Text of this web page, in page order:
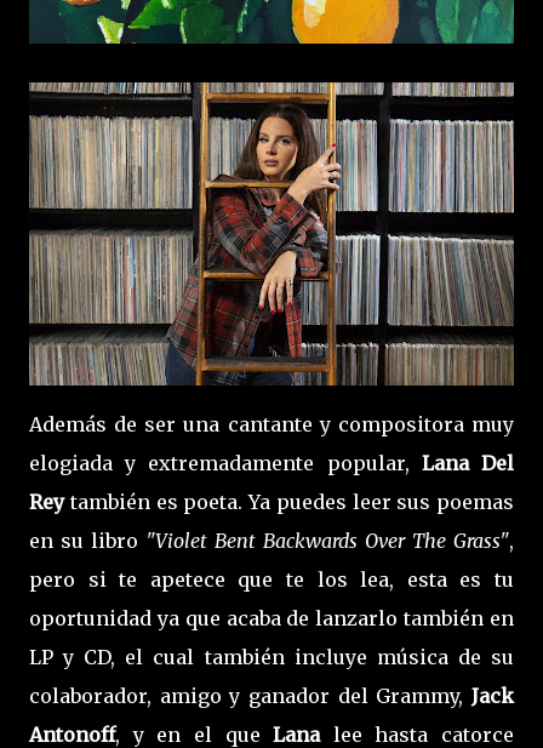
Además de ser una cantante y compositora muy
elogiada y extremadamente popular, Lana Del
Reytambién es poeta. Ya puedes leer sus poemas
en su libro "Violet Bent Backwards Over The Grass",
pero si te apetece que te los lea, esta es tu
oportunidad ya que acaba de lanzarlo también en
LP y CD, el cual también incluye música de su
colaborador, amigo y ganador del Grammy, Jack
Antonoff, y en el que Lana lee hasta catorce